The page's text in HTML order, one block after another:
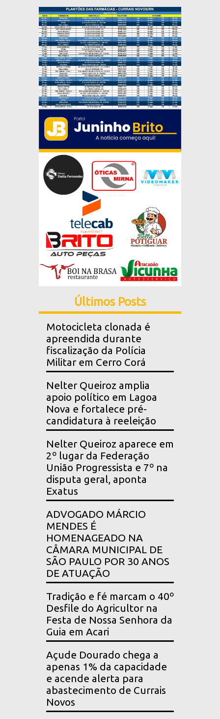
Últimos Posts
Motocicleta clonada é
apreendida durante
fiscalização da Polícia
Militar em Cerro Corá
Nelter Queiroz amplia
apoio político em Lagoa
Nova e fortalece pré-
candidatura à reeleição
Nelter Queiroz aparece em
2º lugar da Federação
União Progressista e 7º na
disputa geral, aponta
Exatus
ADVOGADO MÁRCIO
MENDES É
HOMENAGEADO NA
CÂMARA MUNICIPAL DE
SÃO PAULO POR 30 ANOS
DE ATUAÇÃO
Tradição e fé marcam o 40º
Desfile do Agricultor na
Festa de Nossa Senhora da
Guia em Acari
Açude Dourado chega a
apenas 1% da capacidade
e acende alerta para
abastecimento de Currais
Novos